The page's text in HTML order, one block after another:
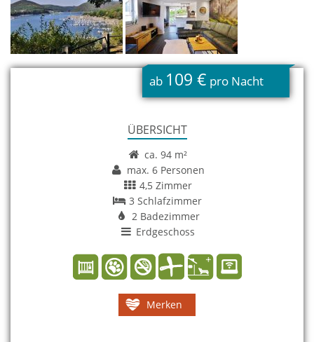
ab 109 € pro Nacht
ÜBERSICHT
ca. 94 m²
max. 6 Personen
4,5 Zimmer
3 Schlafzimmer
2 Badezimmer
Erdgeschoss
Merken